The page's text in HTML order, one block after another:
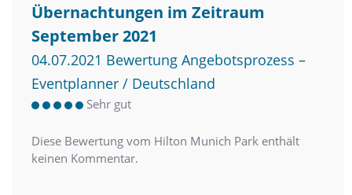
Übernachtungen im Zeitraum
September 2021
04.07.2021 Bewertung Angebotsprozess –
Eventplanner / Deutschland
Sehr gut
Diese Bewertung vom Hilton Munich Park enthält
keinen Kommentar.